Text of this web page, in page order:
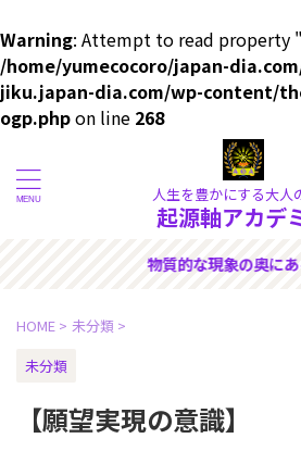
Warning: Attempt to read property
/home/yumecocoro/japan-
jiku.japan-dia.com/wp-content/
ogp.phpon line 268
人生を豊かにする大人
起源軸アカデ
切にできる人の
HOME > 未分類 >
未分類
【願望実現の意識】